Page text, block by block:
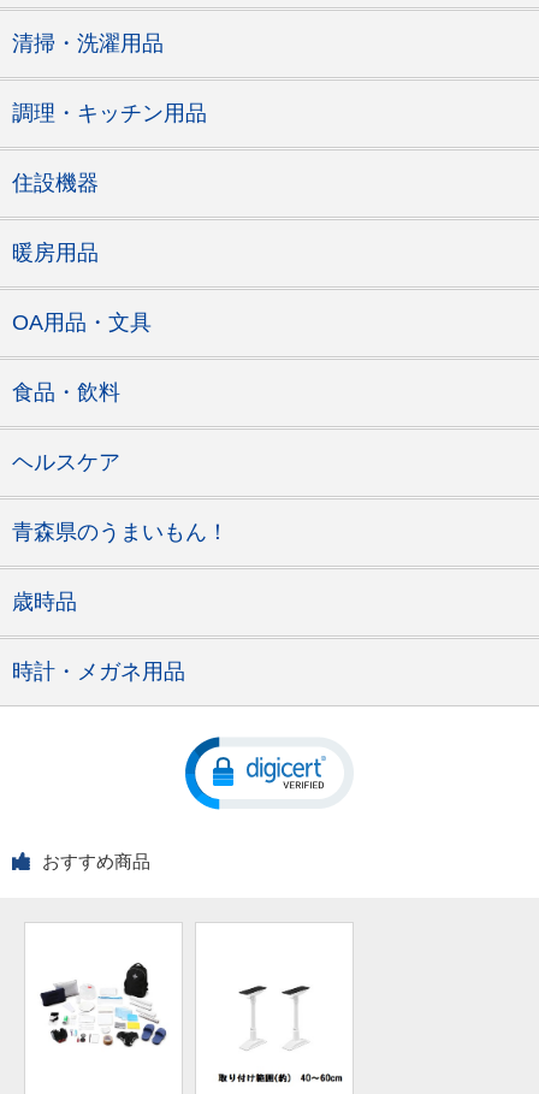
清掃・洗濯用品
調理・キッチン用品
住設機器
暖房用品
OA用品・文具
食品・飲料
ヘルスケア
青森県のうまいもん！
歳時品
時計・メガネ用品
おすすめ商品